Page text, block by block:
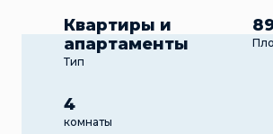
Квартиры и
апартаменты
Тип
4
комнаты